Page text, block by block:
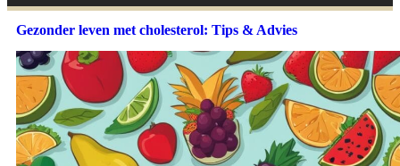
Gezonder leven met cholesterol: Tips & Advies